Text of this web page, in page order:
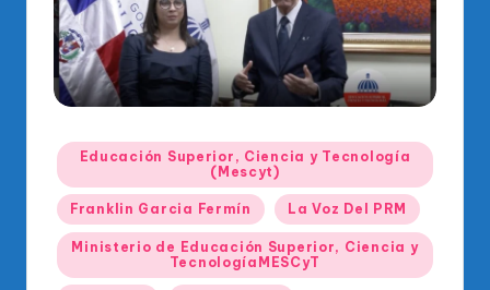
di
O
ci
al
Publicado
en
Educación Superior, Ciencia y Tecnología
(Mescyt)
Franklin Garcia Fermín La Voz Del PRM
Ministerio de Educación Superior, Ciencia y
TecnologíaMESCyT